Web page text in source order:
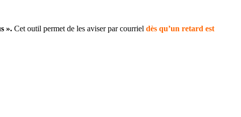
». Cet outil permet de les aviser par courriel dès qu’un retard est